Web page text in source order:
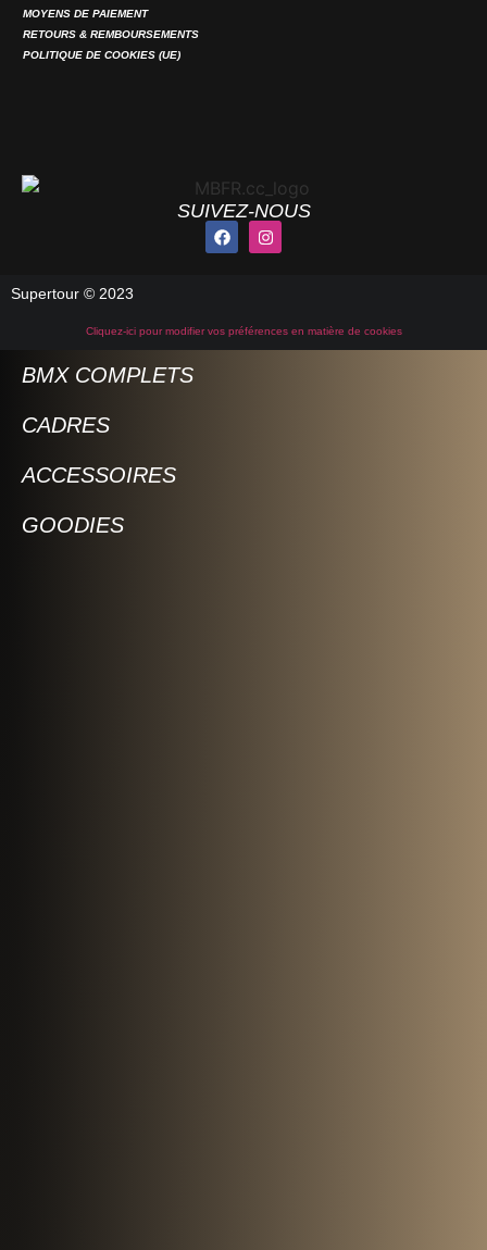
MOYENS DE PAIEMENT
RETOURS & REMBOURSEMENTS
POLITIQUE DE COOKIES (UE)
SUIVEZ-NOUS
Supertour © 2023
Cliquez-ici pour modifier vos préférences en matière de cookies
BMX COMPLETS
CADRES
ACCESSOIRES
GOODIES